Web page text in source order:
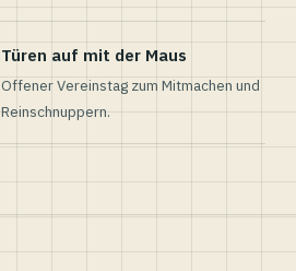
Türen auf mit der Maus
Offener Vereinstag zum Mitmachen und
Reinschnuppern.